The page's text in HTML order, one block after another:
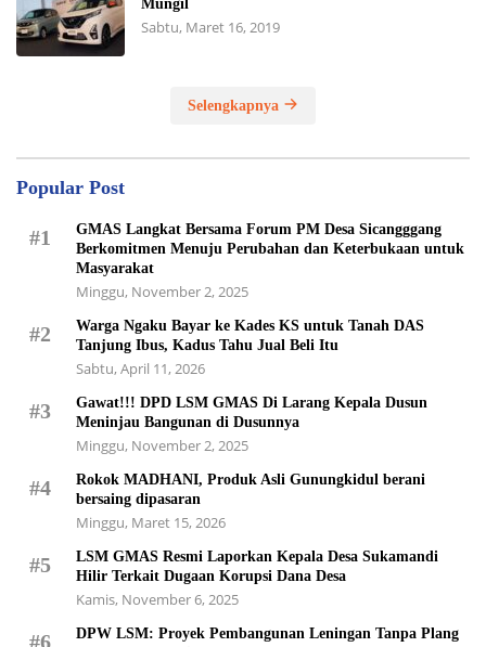
Mungil
Sabtu, Maret 16, 2019
Selengkapnya
Popular Post
#1
GMAS Langkat Bersama Forum PM Desa Sicangggang
Berkomitmen Menuju Perubahan dan Keterbukaan untuk
Masyarakat
Minggu, November 2, 2025
#2
Warga Ngaku Bayar ke Kades KS untuk Tanah DAS
Tanjung Ibus, Kadus Tahu Jual Beli Itu
Sabtu, April 11, 2026
#3
Gawat!!! DPD LSM GMAS Di Larang Kepala Dusun
Meninjau Bangunan di Dusunnya
Minggu, November 2, 2025
#4
Rokok MADHANI, Produk Asli Gunungkidul berani
bersaing dipasaran
Minggu, Maret 15, 2026
#5
LSM GMAS Resmi Laporkan Kepala Desa Sukamandi
Hilir Terkait Dugaan Korupsi Dana Desa
Kamis, November 6, 2025
#6
DPW LSM: Proyek Pembangunan Leningan Tanpa Plang